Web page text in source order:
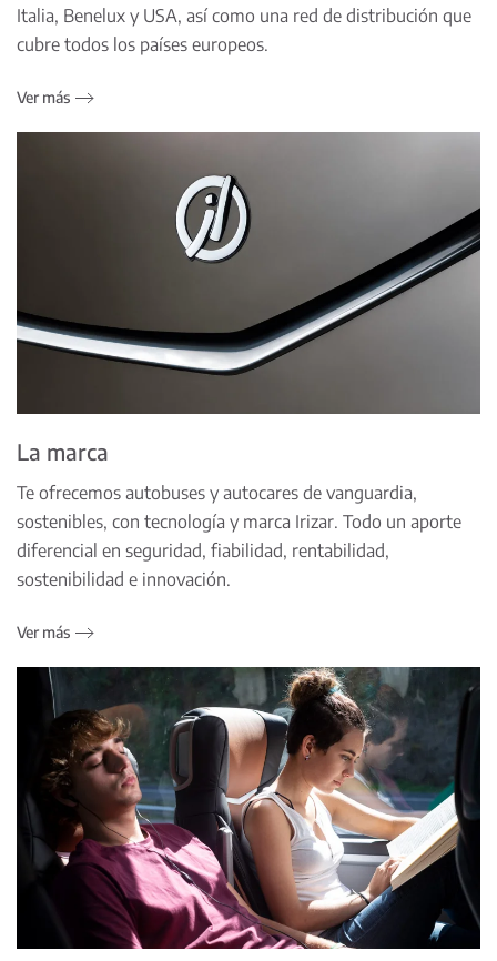
Italia, Benelux y USA, así como una red de distribución que
cubre todos los países europeos.
Ver más
La marca
Te ofrecemos autobuses y autocares de vanguardia,
sostenibles, con tecnología y marca Irizar. Todo un aporte
diferencial en seguridad, fiabilidad, rentabilidad,
sostenibilidad e innovación.
Ver más